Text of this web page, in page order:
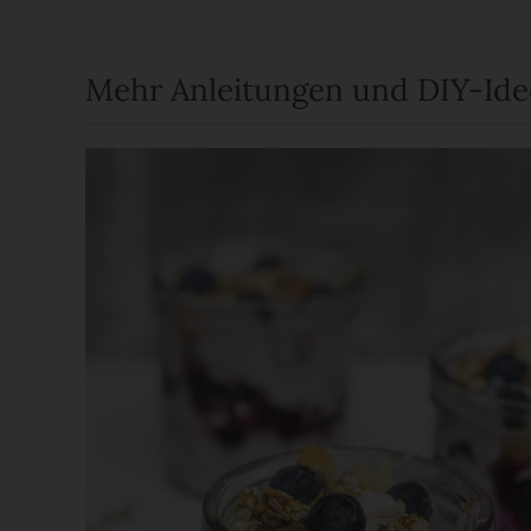
Mehr Anleitungen und DIY-